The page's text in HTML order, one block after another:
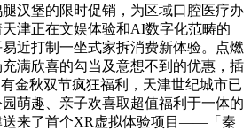
汉堡的限时促销，为区域口腔医疗办
津正在文娱体验和AI数字化范畴的
近打制一坐式家拆消费新体验。点燃
满欣喜的勾当及意想不到的优惠，插
金秋双节疯狂福利，天津世纪城市已
萌趣、亲子欢喜取超值福利于一体的
来了首个XR虚拟体验项目——「秦